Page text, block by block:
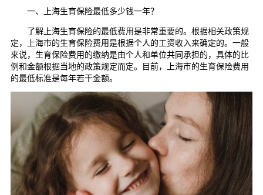
一、上海生育保险最低多少钱一年？
了解上海生育保险的最低费用是非常重要的。根据相关政策规
定，上海市的生育保险费用是根据个人的工资收入来确定的。一般
来说，生育保险费用的缴纳是由个人和单位共同承担的，具体的比
例和金额根据当地的政策规定而定。目前，上海市的生育保险费用
的最低标准是每年若干金额。